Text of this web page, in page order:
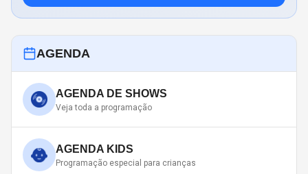
AGENDA
AGENDA DE SHOWS
Veja toda a programação
AGENDA KIDS
Programação especial para crianças